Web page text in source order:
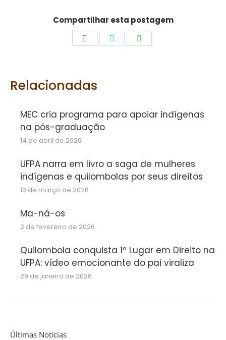
Compartilhar esta postagem
Relacionadas
MEC cria programa para apoiar indígenas
na pós-graduação
14 de abril de 2026
UFPA narra em livro a saga de mulheres
indígenas e quilombolas por seus direitos
10 de março de 2026
Ma-ná-os
2 de fevereiro de 2026
Quilombola conquista 1º Lugar em Direito na
UFPA: vídeo emocionante do pai viraliza
29 de janeiro de 2026
Últimas Notícias